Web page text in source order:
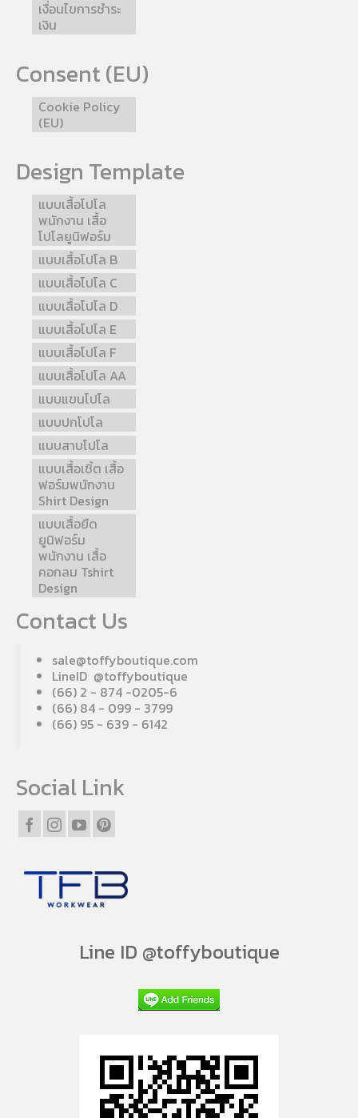
เงื่อนไขการชำระ
เงิน
Consent (EU)
Cookie Policy
(EU)
Design Template
แบบเสื้อโปโล
พนักงาน เสื้อ
โปโลยูนิฟอร์ม
แบบเสื้อโปโล B
แบบเสื้อโปโล C
แบบเสื้อโปโล D
แบบเสื้อโปโล E
แบบเสื้อโปโล F
แบบเสื้อโปโล AA
แบบแขนโปโล
แบบปกโปโล
แบบสาบโปโล
แบบเสื้อเชิ้ต เสื้อ
ฟอร์มพนักงาน
Shirt Design
แบบเสื้อยืด
ยูนิฟอร์ม
พนักงาน เสื้อ
คอกลม Tshirt
Design
Contact Us
sale@toffyboutique.com
LineID @toffyboutique
(66) 2 - 874 -0205-6
(66) 84 - 099 - 3799
(66) 95 - 639 - 6142
Social Link
Line ID @toffyboutique